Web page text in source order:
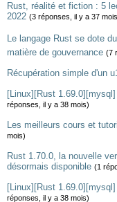
Rust, réalité et fiction : 5
2022 (3 réponses, il y a 37
Le langage Rust se dote
matière de gouvernance (7
Récupération simple d'un
[Linux][Rust
réponses, il y a 38 mois)
Les meilleurs cours et
mois)
Rust 1.70.0, la nouvelle
désormais disponible (1
[Linux][Rust
réponses, il y a 38 mois)